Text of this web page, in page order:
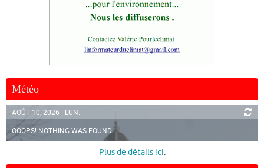
Météo
AOÛT 10, 2026 - LUN.
OOOPS! NOTHING WAS FOUND!
Plus de détails ici.